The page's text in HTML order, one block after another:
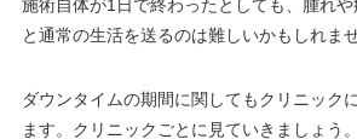
施術自体が1日で終わったとしても、腫れ
と通常の生活を送るのは難しいかもしれませ
ダウンタイムの期間に関してもクリニック
ます。クリニックごとに見ていきましょう。